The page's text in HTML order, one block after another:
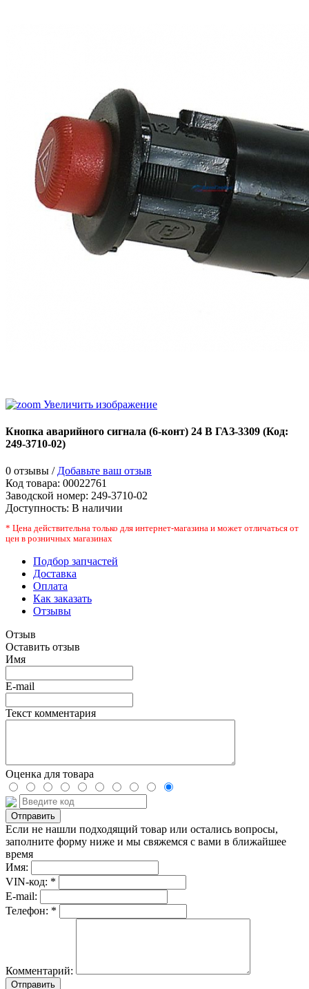
Увеличить изображение
Кнопка аварийного сигнала (6-конт) 24 В ГАЗ-3309 (Код:
249-3710-02)
0 отзывы / Добавьте ваш отзыв
Код товара: 00022761
Заводской номер: 249-3710-02
Доступность: В наличии
* Цена действительна только для интернет-магазина и может отличаться от
цен в розничных магазинах
Подбор запчастей
Доставка
Оплата
Как заказать
Отзывы
Отзыв
Оставить отзыв
Имя
E-mail
Текст комментария
Оценка для товара
Если не нашли подходящий товар или остались вопросы,
заполните форму ниже и мы свяжемся с вами в ближайшее
время
Имя:
VIN-код: *
E-mail:
Телефон: *
Комментарий:
Отправить